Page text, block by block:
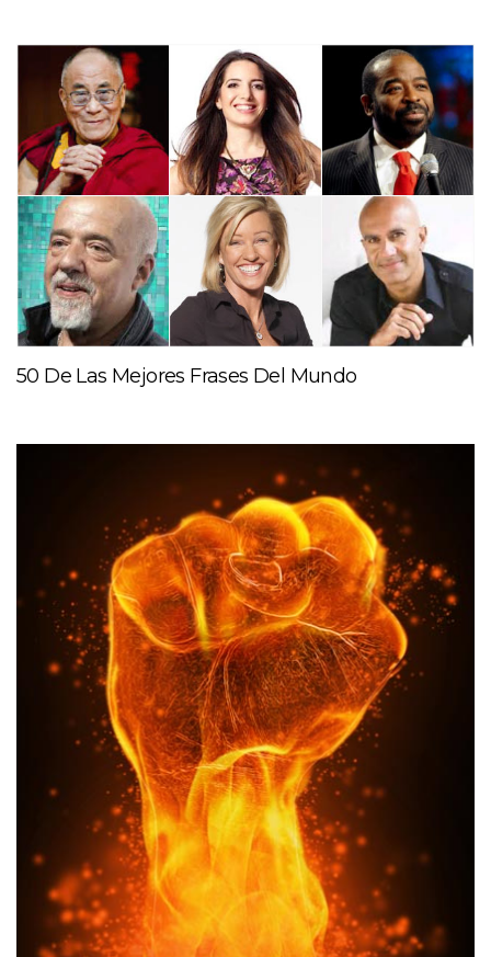
50 De Las Mejores Frases Del Mundo